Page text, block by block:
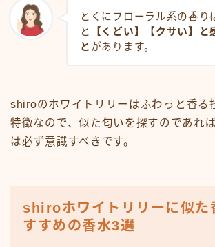
とくにフローラル系の香り
と
【くどい】【クサい】と
と があります。
shiroのホワイトリリーはふわっと香る
特徴なので、似た匂いを探すのであれ
は必ず意識すべきです。
shiroホワイトリリーに似た
すすめの香水3選